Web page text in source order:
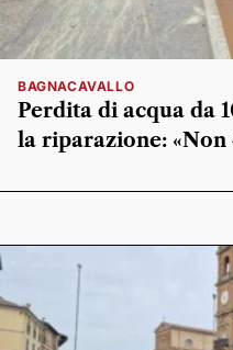
BAGNACAVALLO
Perdita di acqua da
la riparazione: «Non